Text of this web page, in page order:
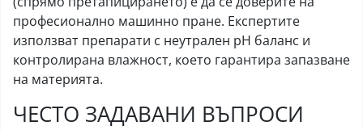
професионално машинно пране. Експертите
използват препарати с неутрален pH баланс и
контролирана влажност, което гарантира запазване
на материята.
ЧЕСТО ЗАДАВАНИ ВЪПРОСИ